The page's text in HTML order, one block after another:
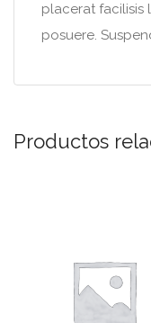
placerat facilisis
posuere.
Productos